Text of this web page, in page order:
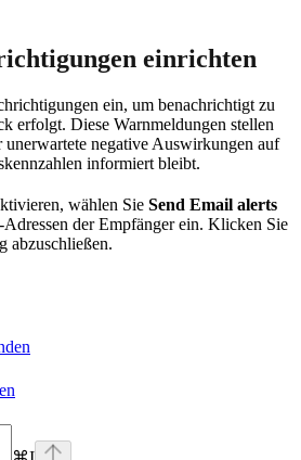
einrichten
ein, um benachrichtigt zu
erfolgt. Diese Warnmeldungen stellen
unerwartete negative Auswirkungen auf
informiert bleibt.
wählen Sie Send Email alerts
der Empfänger ein. Klicken Sie
abzuschließen.